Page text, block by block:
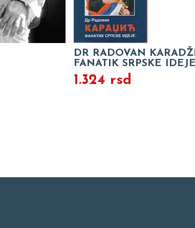
DR RADOVAN
FANATIK SRPSKE IDEJE
1.324 rsd